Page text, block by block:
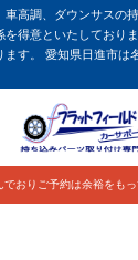
車高調、ダウンサスの
を得意といたしており
す。 愛知県日進市は
おりご予約は余裕をも